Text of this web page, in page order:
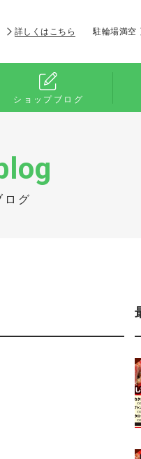
詳しくはこちら 駐輪場満空
ショップブログ
ログ